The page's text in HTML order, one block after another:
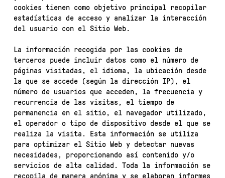
cookies tienen como objetivo principal recopilar
estadísticas de acceso y analizar la interacción
del usuario con el Sitio Web.
La información recogida por las cookies de
terceros puede incluir datos como el número de
páginas visitadas, el idioma, la ubicación desde
la que se accede (según la dirección IP), el
número de usuarios que acceden, la frecuencia y
recurrencia de las visitas, el tiempo de
permanencia en el sitio, el navegador utilizado,
el operador o tipo de dispositivo desde el que se
realiza la visita. Esta información se utiliza
para optimizar el Sitio Web y detectar nuevas
necesidades, proporcionando así contenido y/o
servicios de alta calidad. Toda la información se
recopila de manera anónima y se elaboran informes